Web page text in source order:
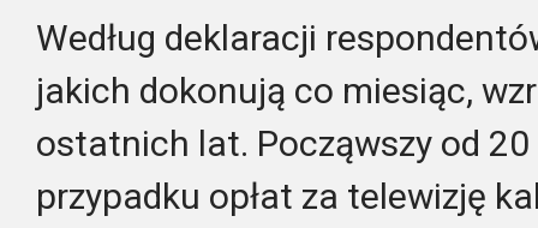
Według deklaracji
jakich dokonują co miesiąc,
ostatnich lat. Począwszy od
przypadku opłat za telewizję